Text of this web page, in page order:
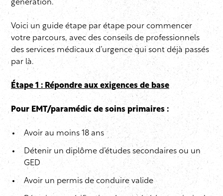
génération.
Voici un guide étape par étape pour commencer
votre parcours, avec des conseils de professionnels
des services médicaux d’urgence qui sont déjà passés
par là.
Étape 1 : Répondre aux exigences de base
Pour EMT/paramédic de soins primaires :
Avoir au moins 18 ans
Détenir un diplôme d’études secondaires ou un
GED
Avoir un permis de conduire valide